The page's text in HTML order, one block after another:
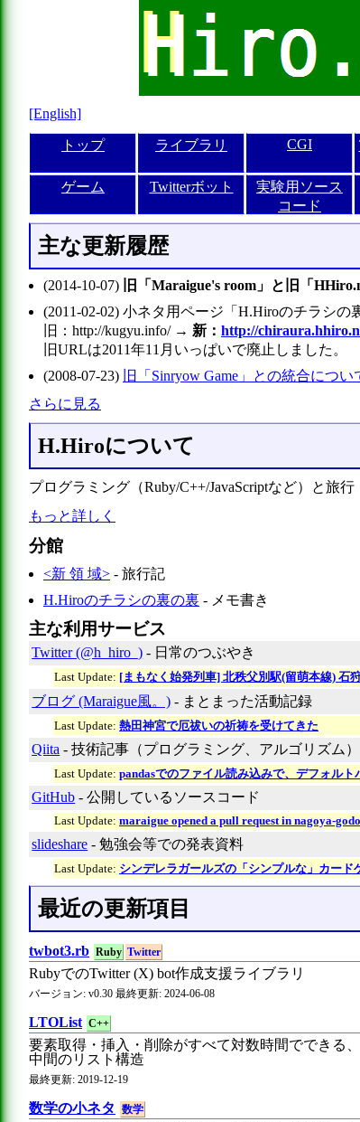
[English]
トップ ライブラリ CGI
ゲーム Twitterボット
実験用ソース
コード
主な更新履歴
(2014-10-07)
旧「Maraigue's room」と旧「
(2011-02-02) 小ネタ用ページ「H.Hiroのチラシの
旧：http://kugyu.info/ → 新： http://
旧URLは2011年11月いっぱいで廃止しました。
(2008-07-23)
旧「Sinryow Game」との統合につい
さらに見る
H.Hiroについて
プログラミング（Ruby/C++/JavaScriptなど）と旅
もっと詳しく
分館
<新 領 域> - 旅行記
H.Hiroのチラシの裏の裏 - メモ書き
主な利用サービス
Twitter (@h_hiro_) - 日常のつぶやき
Last Update: [まもなく始発列車] 北秩父別駅(留萌本線) 石
ブログ (Maraigue風。) - まとまった活動記録
Last Update: 熱田神宮で厄祓いの祈祷を受けてきた
Qiita - 技術記事（プログラミング、アルゴリズム）
Last Update: pandasでのファイル読み込みで、デフォル
GitHub - 公開しているソースコード
Last Update: maraigue opened a pull request in nagoya-
slideshare - 勉強会等での発表資料
Last Update: シンデレラガールズの「シンプルな」カード
最近の更新項目
twbot3.rb Ruby Twitter
RubyでのTwitter (X) bot作成支援ライブラリ
バージョン: v0.30 最終更新: 2024-06-08
LTOList C++
要素取得・挿入・削除がすべて対数時間でできる
中間のリスト構造
最終更新: 2019-12-19
数学の小ネタ 数学